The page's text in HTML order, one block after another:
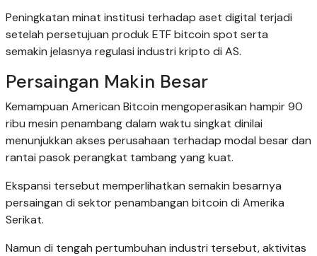
Peningkatan minat institusi terhadap aset digital terjadi
setelah persetujuan produk ETF bitcoin spot serta
semakin jelasnya regulasi industri kripto di AS.
Persaingan Makin Besar
Kemampuan American Bitcoin mengoperasikan hampir 90
ribu mesin penambang dalam waktu singkat dinilai
menunjukkan akses perusahaan terhadap modal besar dan
rantai pasok perangkat tambang yang kuat.
Ekspansi tersebut memperlihatkan semakin besarnya
persaingan di sektor penambangan bitcoin di Amerika
Serikat.
Namun di tengah pertumbuhan industri tersebut, aktivitas